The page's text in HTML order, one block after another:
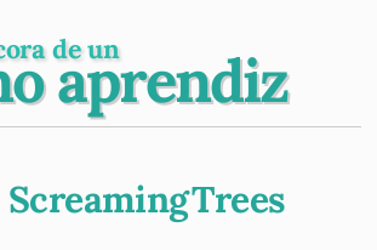
aprendiz
de un
ScreamingTrees